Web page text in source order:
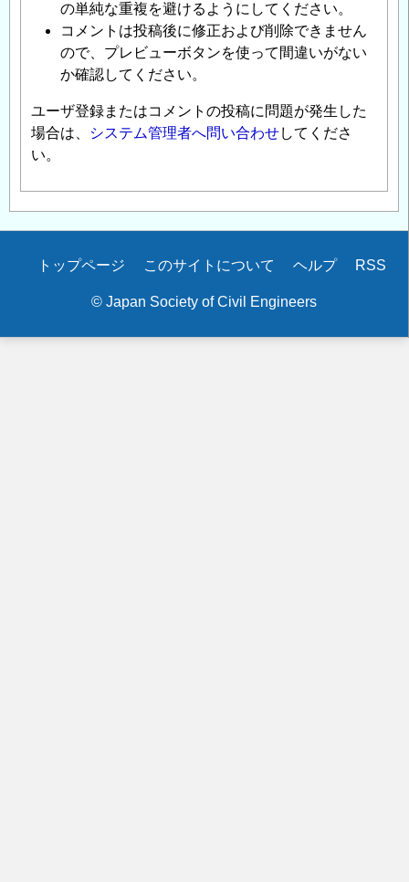
の単純な重複を避けるようにしてください。
コメントは投稿後に修正および削除できません
ので、プレビューボタンを使って間違いがない
か確認してください。
ユーザ登録またはコメントの投稿に問題が発生した
場合は、
システム管理者へ問い合わせしてくださ
い。
Secondary
トップページ このサイトについて ヘルプ RSS
© Japan Society of Civil Engineers